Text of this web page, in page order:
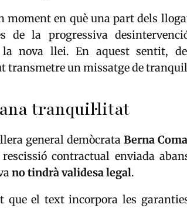
en què una part dels
de la progressiva
la nova llei. En aquest sentit,
transmetre un missatge de
tranquil·litat
general demòcrata Berna Coma
contractual enviada
no tindrà validesa legal.
el text incorpora les